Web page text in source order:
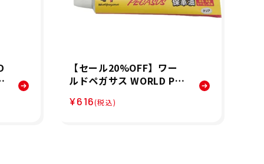
【セール20%OFF】ワー
ルドペガサス WORLD PE
ソフトボール カラーグラ
¥616(税込)